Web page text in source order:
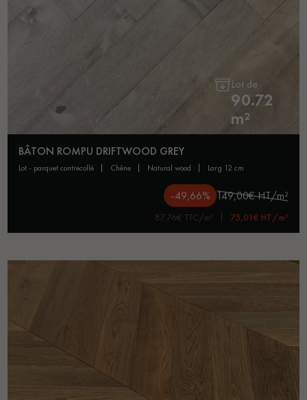
Lot de
90.72
m²
BÂTON ROMPU DRIFTWOOD GREY
lot - parquet contrecollé chêne natural wood larg 12 cm
-49,66% 149,00€ HT/m²
87,76€ TTC/m² 75,01€ HT/m²